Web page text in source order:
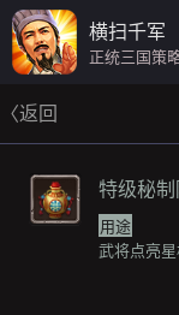
横扫千军
正统三国策
〈返回
特级秘制
用途
武将点亮